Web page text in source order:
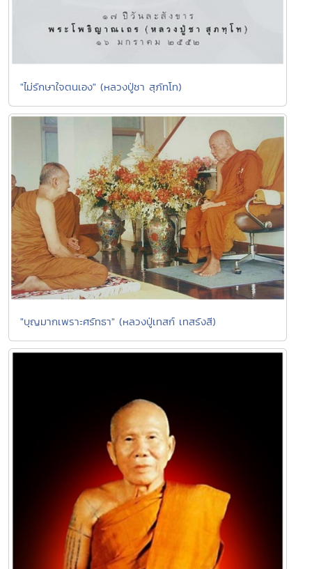
"ไม่รักษาใจตนเอง" (หลวงปู่ชา สุภัทโท)
"บุญมากเพราะศรัทธา" (หลวงปู่เทสก์ เทสรังสี)